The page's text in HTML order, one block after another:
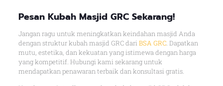
Pesan Kubah Masjid GRC Sekarang!
Jangan ragu untuk meningkatkan keindahan masjid Anda
dengan struktur kubah masjid GRC dari BSA GRC. Dapatkan
mutu, estetika, dan kekuatan yang istimewa dengan harga
yang kompetitif. Hubungi kami sekarang untuk
mendapatkan penawaran terbaik dan konsultasi gratis.